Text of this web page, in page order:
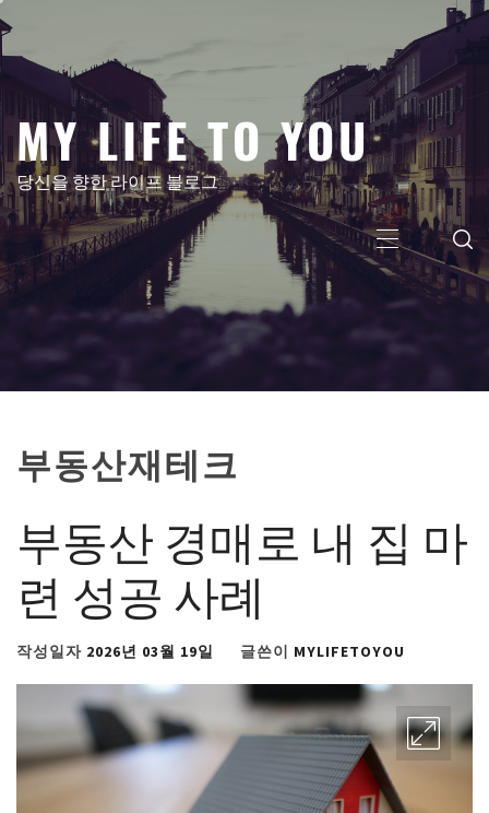
텐
건
뛰
기
MY LIFE TO YOU
당신을 향한 라이프 블로그
주
메
뉴
부동산재테크
부동산 경매로 내 집 마
련 성공 사례
작성일자 2026년 03월 19일 글쓴이 MYLIFETOYOU